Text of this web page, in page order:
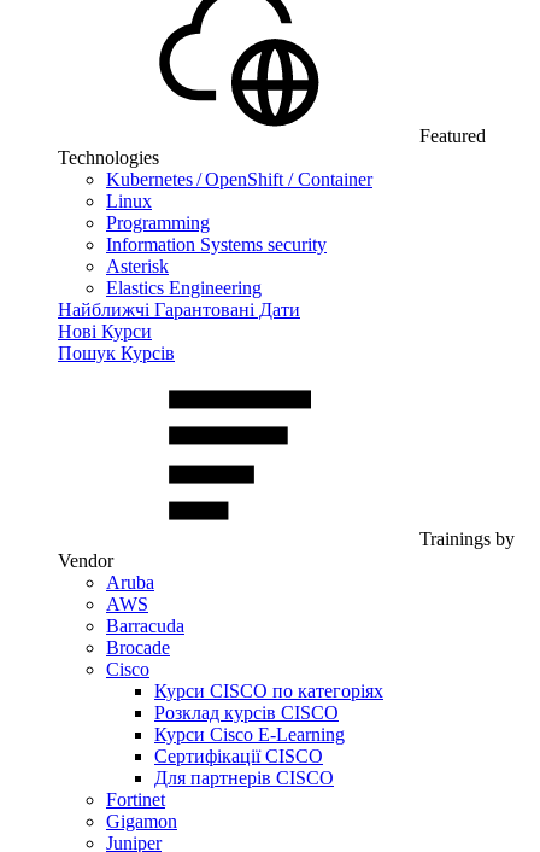
Featured
Technologies
Kubernetes / OpenShift / Container
Linux
Programming
Information Systems security
Asterisk
Elastics Engineering
Найближчі Гарантовані Дати
Нові Курси
Пошук Курсів
Trainings by
Vendor
Aruba
AWS
Barracuda
Brocade
Cisco
Курси CISCO по категоріях
Розклад курсів CISCO
Курси Cisco E-Learning
Сертифікації CISCO
Для партнерів CISCO
Fortinet
Gigamon
Juniper